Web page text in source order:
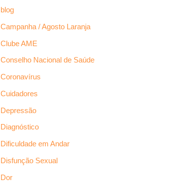
blog
Campanha / Agosto Laranja
Clube AME
Conselho Nacional de Saúde
Coronavírus
Cuidadores
Depressão
Diagnóstico
Dificuldade em Andar
Disfunção Sexual
Dor